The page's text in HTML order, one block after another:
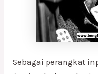
Sebagai perangkat